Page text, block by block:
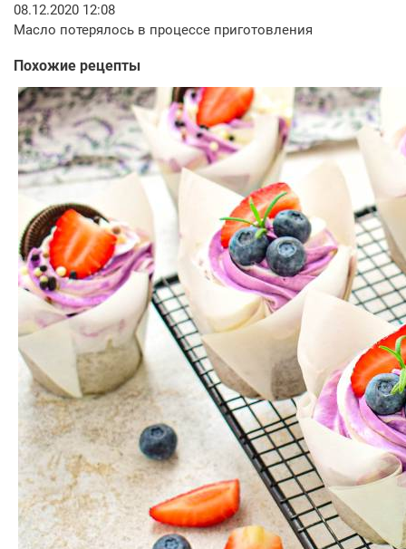
08.12.2020 12:08
Масло потерялось в процессе приготовления
Похожие рецепты